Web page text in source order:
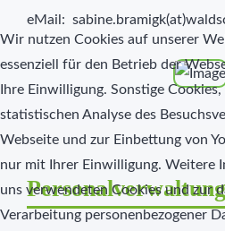
eMail:
Personalverwaltung
Wir nutzen Cookies auf unserer
essenziell für den Betrieb der
Ihre Einwilligung. Sonstige
statistischen Analyse des
Webseite und zur Einbettung von
nur mit Ihrer Einwilligung. Weitere
uns verwendeten Cookies und zur
Verarbeitung personenbezogener